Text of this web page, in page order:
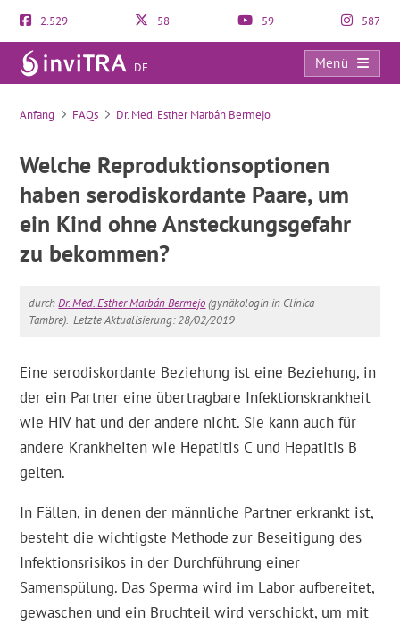
2.529 58 59 587
DE
Menü
FAQs
Anfang FAQs Dr. Med. Esther Marbán Bermejo
Welche Reproduktionsoptionen
haben serodiskordante Paare, um
ein Kind ohne Ansteckungsgefahr
zu bekommen?
durchDr. Med. Esther Marbán Bermejo(gynäkologin in Clínica
Tambre). Letzte Aktualisierung: 28/02/2019
Eine serodiskordante Beziehung ist eine Beziehung, in
der ein Partner eine übertragbare Infektionskrankheit
wie HIV hat und der andere nicht. Sie kann auch für
andere Krankheiten wie Hepatitis C und Hepatitis B
gelten.
In Fällen, in denen der männliche Partner erkrankt ist,
besteht die wichtigste Methode zur Beseitigung des
Infektionsrisikos in der Durchführung einer
Samenspülung. Das Sperma wird im Labor aufbereitet,
gewaschen und ein Bruchteil wird verschickt, um mit